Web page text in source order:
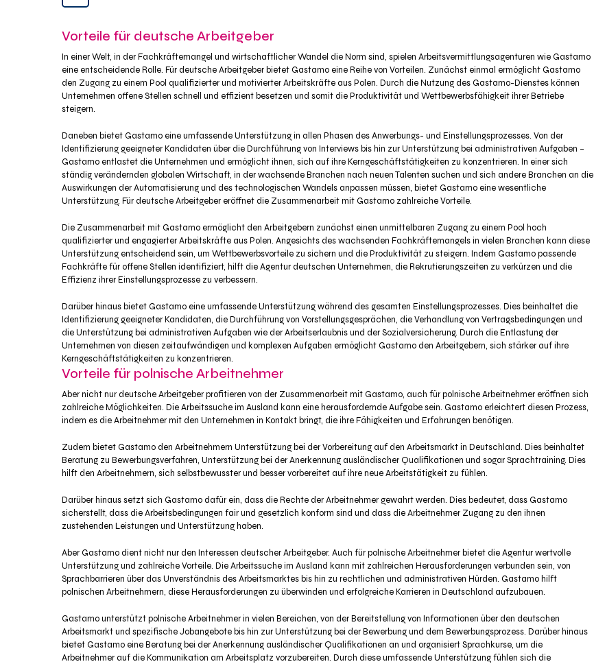
Vorteile für deutsche Arbeitgeber
In einer Welt, in der Fachkräftemangel und wirtschaftlicher Wandel die Norm sind, spielen Arbeitsvermittlungsagenturen wie Gastamo
eine entscheidende Rolle. Für deutsche Arbeitgeber bietet Gastamo eine Reihe von Vorteilen. Zunächst einmal ermöglicht Gastamo
den Zugang zu einem Pool qualifizierter und motivierter Arbeitskräfte aus Polen. Durch die Nutzung des Gastamo-Dienstes können
Unternehmen offene Stellen schnell und effizient besetzen und somit die Produktivität und Wettbewerbsfähigkeit ihrer Betriebe
steigern.
Daneben bietet Gastamo eine umfassende Unterstützung in allen Phasen des Anwerbungs- und Einstellungsprozesses. Von der
Identifizierung geeigneter Kandidaten über die Durchführung von Interviews bis hin zur Unterstützung bei administrativen Aufgaben –
Gastamo entlastet die Unternehmen und ermöglicht ihnen, sich auf ihre Kerngeschäftstätigkeiten zu konzentrieren. In einer sich
ständig verändernden globalen Wirtschaft, in der wachsende Branchen nach neuen Talenten suchen und sich andere Branchen an die
Auswirkungen der Automatisierung und des technologischen Wandels anpassen müssen, bietet Gastamo eine wesentliche
Unterstützung. Für deutsche Arbeitgeber eröffnet die Zusammenarbeit mit Gastamo zahlreiche Vorteile.
Die Zusammenarbeit mit Gastamo ermöglicht den Arbeitgebern zunächst einen unmittelbaren Zugang zu einem Pool hoch
qualifizierter und engagierter Arbeitskräfte aus Polen. Angesichts des wachsenden Fachkräftemangels in vielen Branchen kann diese
Unterstützung entscheidend sein, um Wettbewerbsvorteile zu sichern und die Produktivität zu steigern. Indem Gastamo passende
Fachkräfte für offene Stellen identifiziert, hilft die Agentur deutschen Unternehmen, die Rekrutierungszeiten zu verkürzen und die
Effizienz ihrer Einstellungsprozesse zu verbessern.
Darüber hinaus bietet Gastamo eine umfassende Unterstützung während des gesamten Einstellungsprozesses. Dies beinhaltet die
Identifizierung geeigneter Kandidaten, die Durchführung von Vorstellungsgesprächen, die Verhandlung von Vertragsbedingungen und
die Unterstützung bei administrativen Aufgaben wie der Arbeitserlaubnis und der Sozialversicherung. Durch die Entlastung der
Unternehmen von diesen zeitaufwändigen und komplexen Aufgaben ermöglicht Gastamo den Arbeitgebern, sich stärker auf ihre
Kerngeschäftstätigkeiten zu konzentrieren.
Vorteile für polnische Arbeitnehmer
Aber nicht nur deutsche Arbeitgeber profitieren von der Zusammenarbeit mit Gastamo, auch für polnische Arbeitnehmer eröffnen sich
zahlreiche Möglichkeiten. Die Arbeitssuche im Ausland kann eine herausfordernde Aufgabe sein. Gastamo erleichtert diesen Prozess,
indem es die Arbeitnehmer mit den Unternehmen in Kontakt bringt, die ihre Fähigkeiten und Erfahrungen benötigen.
Zudem bietet Gastamo den Arbeitnehmern Unterstützung bei der Vorbereitung auf den Arbeitsmarkt in Deutschland. Dies beinhaltet
Beratung zu Bewerbungsverfahren, Unterstützung bei der Anerkennung ausländischer Qualifikationen und sogar Sprachtraining. Dies
hilft den Arbeitnehmern, sich selbstbewusster und besser vorbereitet auf ihre neue Arbeitstätigkeit zu fühlen.
Darüber hinaus setzt sich Gastamo dafür ein, dass die Rechte der Arbeitnehmer gewahrt werden. Dies bedeutet, dass Gastamo
sicherstellt, dass die Arbeitsbedingungen fair und gesetzlich konform sind und dass die Arbeitnehmer Zugang zu den ihnen
zustehenden Leistungen und Unterstützung haben.
Aber Gastamo dient nicht nur den Interessen deutscher Arbeitgeber. Auch für polnische Arbeitnehmer bietet die Agentur wertvolle
Unterstützung und zahlreiche Vorteile. Die Arbeitssuche im Ausland kann mit zahlreichen Herausforderungen verbunden sein, von
Sprachbarrieren über das Unverständnis des Arbeitsmarktes bis hin zu rechtlichen und administrativen Hürden. Gastamo hilft
polnischen Arbeitnehmern, diese Herausforderungen zu überwinden und erfolgreiche Karrieren in Deutschland aufzubauen.
Gastamo unterstützt polnische Arbeitnehmer in vielen Bereichen, von der Bereitstellung von Informationen über den deutschen
Arbeitsmarkt und spezifische Jobangebote bis hin zur Unterstützung bei der Bewerbung und dem Bewerbungsprozess. Darüber hinaus
bietet Gastamo eine Beratung bei der Anerkennung ausländischer Qualifikationen an und organisiert Sprachkurse, um die
Arbeitnehmer auf die Kommunikation am Arbeitsplatz vorzubereiten. Durch diese umfassende Unterstützung fühlen sich die